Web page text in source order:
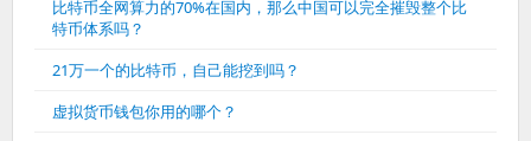
比特币全网算力的70%在国内，那么中国可以完全摧毁整个比
特币体系吗？
21万一个的比特币，自己能挖到吗？
虚拟货币钱包你用的哪个？